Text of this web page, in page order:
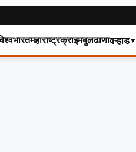
भारतमहाराष्ट्रक्राइमबुलढाणावऱ्हाड▾